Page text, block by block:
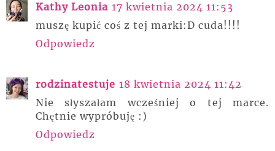
Kathy Leonia 17 kwietnia 2024 11:53
muszę kupić coś z tej marki:D cuda!!!!
Odpowiedz
rodzinatestuje 18 kwietnia 2024 11:42
Nie słyszałam wcześniej o tej marce.
Chętnie wypróbuję :)
Odpowiedz